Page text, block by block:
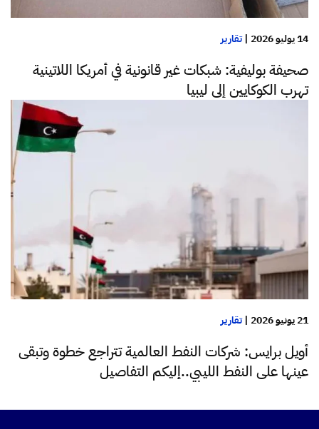
14 يوليو 2026 |تقارير
صحيفة بوليفية: شبكات غير قانونية في أمريكا اللاتينية
تهرب الكوكايين إلى ليبيا
21 يونيو 2026 |تقارير
أويل برايس: شركات النفط العالمية تتراجع خطوة وتبقى
عينها على النفط الليبي..إليكم التفاصيل